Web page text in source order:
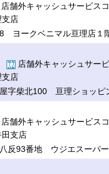
店舗外キャッシュサービス
店
ヨークベニマル亘理店１
店舗外キャッシュサー
店
字柴北100 亘理ショッピ
店舗外キャッシュサービス
支店
反93番地 ウジエスーパ